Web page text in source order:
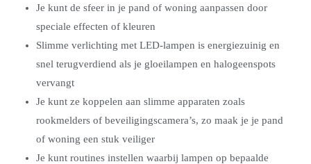
Je kunt de sfeer in je pand of woning aanpassen door
speciale effecten of kleuren
Slimme verlichting met LED-lampen is energiezuinig en
snel terugverdiend als je gloeilampen en halogeenspots
vervangt
Je kunt ze koppelen aan slimme apparaten zoals
rookmelders of beveiligingscamera’s, zo maak je je pand
of woning een stuk veiliger
Je kunt routines instellen waarbij lampen op bepaalde